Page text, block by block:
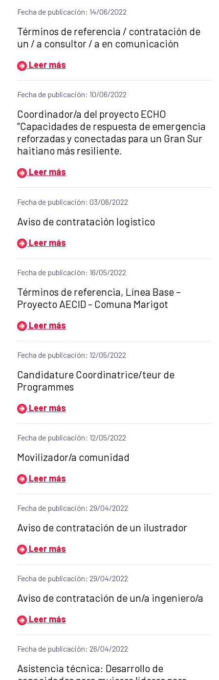
Fecha de publicación: 14/06/2022
Título del anuncio:
Términos de referencia / contratación de
un / a consultor / a en comunicación
Leer más
Fecha de publicación: 10/06/2022
Título del anuncio:
Coordinador/a del proyecto ECHO
“Capacidades de respuesta de emergencia
reforzadas y conectadas para un Gran Sur
haitiano más resiliente.
Leer más
Fecha de publicación: 03/06/2022
Título del anuncio:
Aviso de contratación logistico
Leer más
Fecha de publicación: 16/05/2022
Título del anuncio:
Términos de referencia, Línea Base –
Proyecto AECID - Comuna Marigot
Leer más
Fecha de publicación: 12/05/2022
Título del anuncio:
Candidature Coordinatrice/teur de
Programmes
Leer más
Fecha de publicación: 12/05/2022
Título del anuncio:
Movilizador/a comunidad
Leer más
Fecha de publicación: 29/04/2022
Título del anuncio:
Aviso de contratación de un ilustrador
Leer más
Fecha de publicación: 29/04/2022
Título del anuncio:
Aviso de contratación de un/a ingeniero/a
Leer más
Fecha de publicación: 26/04/2022
Título del anuncio:
Asistencia técnica: Desarrollo de